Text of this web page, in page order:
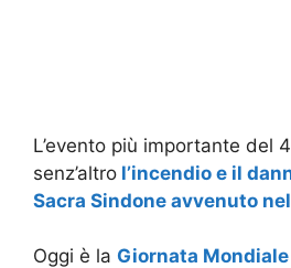
L’evento più importante del
senz’altro l’incendio e il
Sacra Sindone avvenuto
Oggi è la Giornata